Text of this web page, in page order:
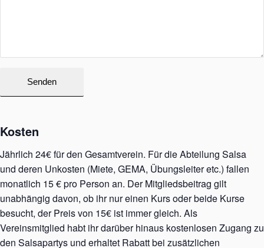
Kosten
Jährlich 24€ für den Gesamtverein. Für die Abteilung Salsa
und deren Unkosten (Miete, GEMA, Übungsleiter etc.) fallen
monatlich 15 € pro Person an. Der Mitgliedsbeitrag gilt
unabhängig davon, ob ihr nur einen Kurs oder beide Kurse
besucht, der Preis von 15€ ist immer gleich. Als
Vereinsmitglied habt ihr darüber hinaus kostenlosen Zugang zu
den Salsapartys und erhaltet Rabatt bei zusätzlichen